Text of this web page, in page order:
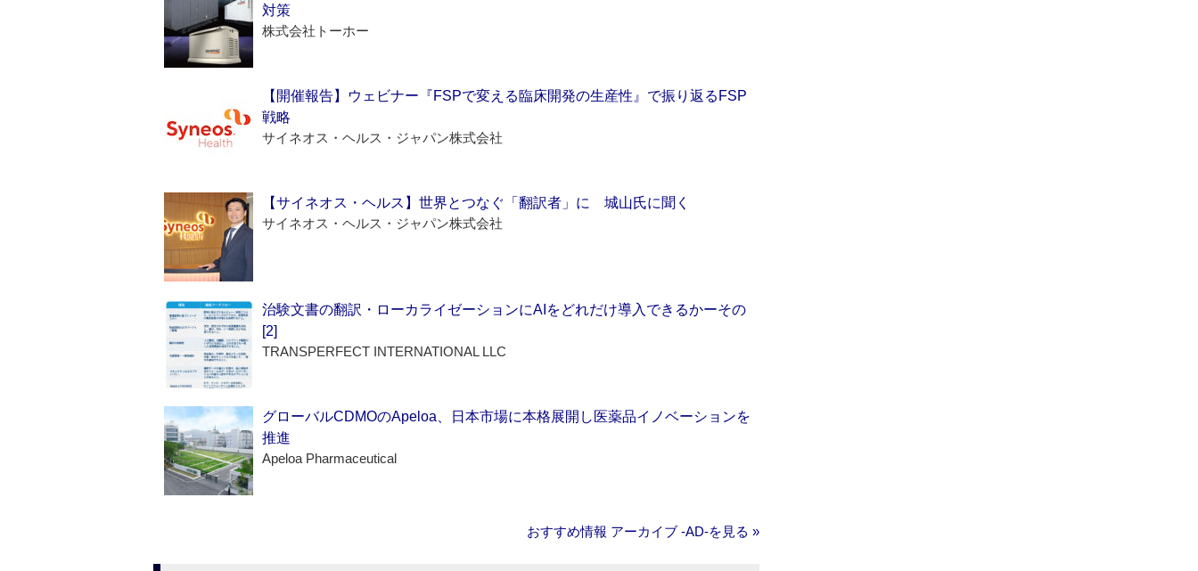
対策
株式会社トーホー
【開催報告】ウェビナー『FSPで変える臨床開発の生産性』で振り返るFSP
戦略
サイネオス・ヘルス・ジャパン株式会社
【サイネオス・ヘルス】世界とつなぐ「翻訳者」に 城山氏に聞く
サイネオス・ヘルス・ジャパン株式会社
治験文書の翻訳・ローカライゼーションにAIをどれだけ導入できるかーその
[2]
TRANSPERFECT INTERNATIONAL LLC
グローバルCDMOのApeloa、日本市場に本格展開し医薬品イノベーションを
推進
Apeloa Pharmaceutical
おすすめ情報 アーカイブ ‐AD‐を見る »